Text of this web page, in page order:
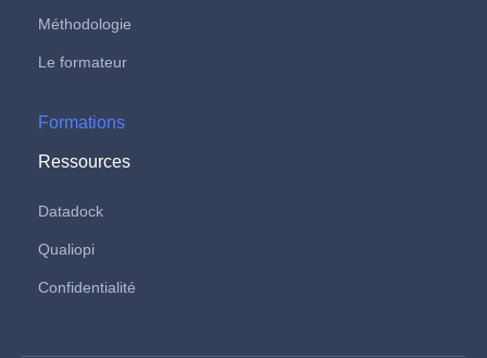
Méthodologie
Le formateur
Formations
Ressources
Datadock
Qualiopi
Confidentialité